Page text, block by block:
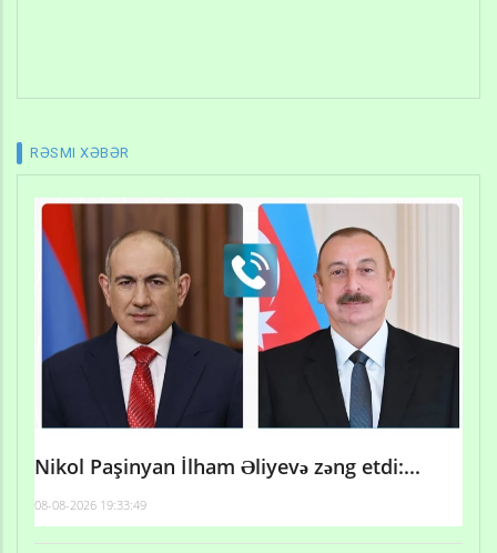
RƏSMI XƏBƏR
Nikol Paşinyan İlham Əliyevə zəng etdi:...
08-08-2026 19:33:49